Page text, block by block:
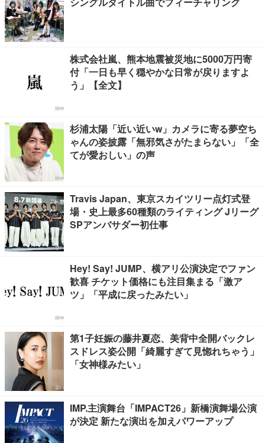
株式会社嵐、熊本地震被災地に5000万円寄
付「一日も早く穏やかな日常が戻りますよ
う」【全文】
杉浦太陽「近い近いw」カメラに寄る夢空ち
ゃんの姿披露「無邪気さがたまらない」「全
てが愛おしい」の声
Travis Japan、東京スカイツリー点灯式登
場・史上最多60種類のライティング Jリーグ
SPアンバサダー初仕事
Hey! Say! JUMP、横アリ公演決定でファン
歓喜 チケット価格にも注目集まる「激ア
ツ」「平成に戻ったみたい」
第1子妊娠の藤井夏恋、美背中全開バックレ
スドレス姿公開「綺麗すぎて見惚れちゃう」
「女神様みたい」
IMP.主演舞台「IMPACT26」新橋演舞場公演
が決定 新たな演出を加えパワーアップ